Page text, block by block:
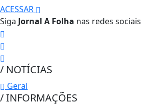
ACESSAR
Siga Jornal A Folha nas redes sociais
/ NOTÍCIAS
Geral
/ INFORMAÇÕES